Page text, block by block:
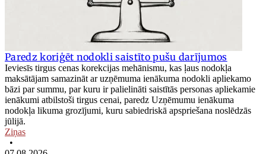
Paredz koriģēt nodokli saistīto pušu darījumos
Ieviesīs tirgus cenas korekcijas mehānismu, kas ļaus nodokļa
maksātājam samazināt ar uzņēmuma ienākuma nodokli apliekamo
bāzi par summu, par kuru ir palielināti saistītās personas apliekamie
ienākumi atbilstoši tirgus cenai, paredz Uzņēmumu ienākuma
nodokļa likuma grozījumi, kuru sabiedriskā apspriešana noslēdzās
jūlijā.
Ziņas
•